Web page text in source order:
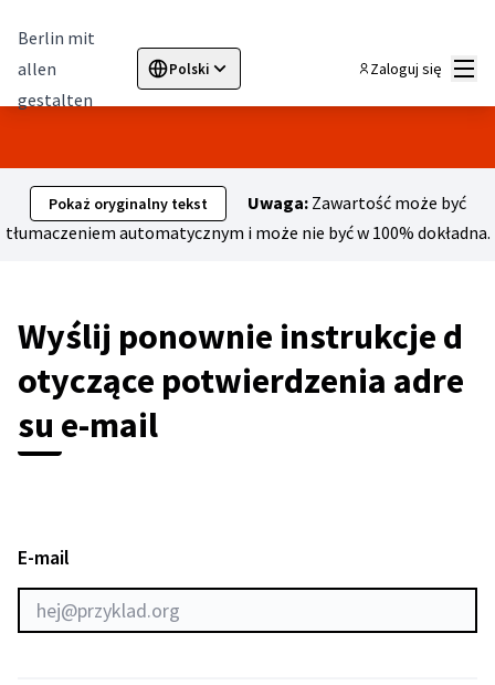
Berlin mit
allen
gestalten
Polski
Sprache wählen Choose languageElegir el idioma
Zaloguj się
Pokaż oryginalny tekst Uwaga:Zawartość może być
tłumaczeniem automatycznym i może nie być w 100% dokładna.
Wyślij ponownie instrukcje d
otyczące potwierdzenia adre
su e-mail
E-mail